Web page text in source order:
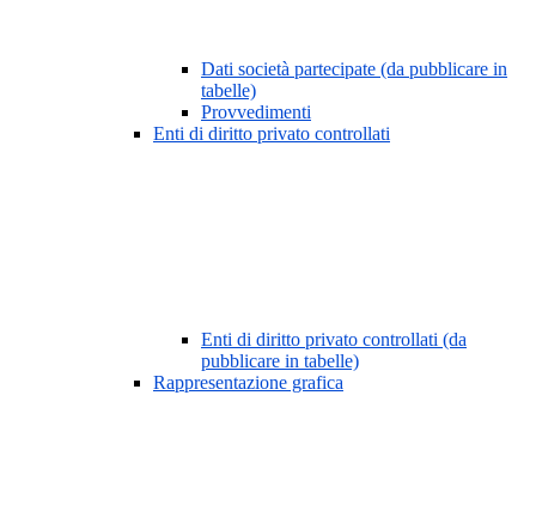
Dati società partecipate (da pubblicare in
tabelle)
Provvedimenti
Enti di diritto privato controllati
Enti di diritto privato controllati (da
pubblicare in tabelle)
Rappresentazione grafica